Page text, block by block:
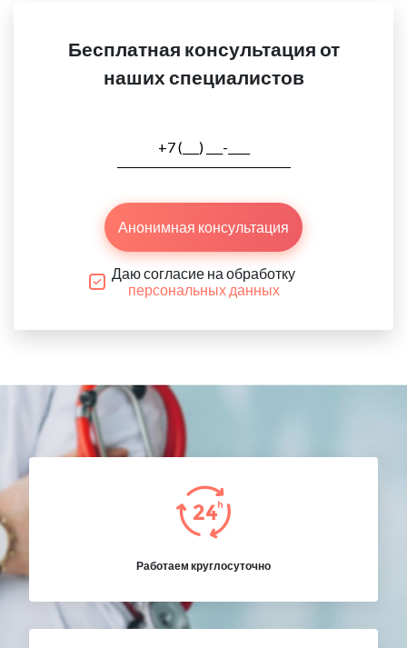
Бесплатная консультация от
наших специалистов
Анонимная консультация
Даю согласие на обработку
персональных данных
Работаем круглосуточно